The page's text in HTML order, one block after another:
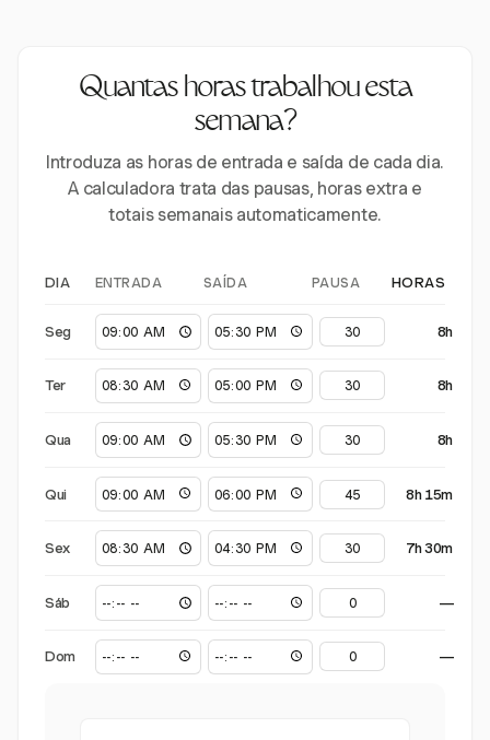
Quantas horas trabalhou esta
semana?
Introduza as horas de entrada e saída de cada dia.
A calculadora trata das pausas, horas extra e
totais semanais automaticamente.
DIA ENTRADA SAÍDA PAUSA HORAS
Seg 8h
Ter 8h
Qua 8h
Qui 8h 15m
Sex 7h 30m
Sáb —
Dom —